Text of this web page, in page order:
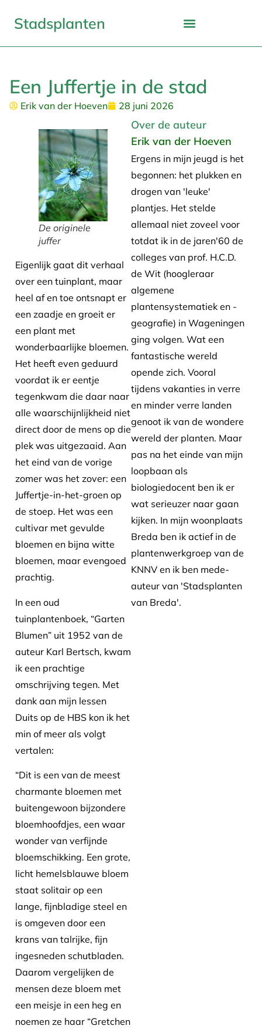
Stadsplanten
Een Juffertje in de stad
Erik van der Hoeven 28 juni 2026
De originele
juffer
Eigenlijk gaat dit verhaal
over een tuinplant, maar
heel af en toe ontsnapt er
een zaadje en groeit er
een plant met
wonderbaarlijke bloemen.
Het heeft even geduurd
voordat ik er eentje
tegenkwam die daar naar
alle waarschijnlijkheid niet
direct door de mens op die
plek was uitgezaaid. Aan
het eind van de vorige
zomer was het zover: een
Juffertje-in-het-groen op
de stoep. Het was een
cultivar met gevulde
bloemen en bijna witte
bloemen, maar evengoed
prachtig.
In een oud
tuinplantenboek, “Garten
Blumen” uit 1952 van de
auteur Karl Bertsch, kwam
ik een prachtige
omschrijving tegen. Met
dank aan mijn lessen
Duits op de HBS kon ik het
min of meer als volgt
vertalen:
“Dit is een van de meest
charmante bloemen met
buitengewoon bijzondere
bloemhoofdjes, een waar
wonder van verfijnde
bloemschikking. Een grote,
licht hemelsblauwe bloem
staat solitair op een
lange, fijnbladige steel en
is omgeven door een
krans van talrijke, fijn
ingesneden schutbladen.
Daarom vergelijken de
mensen deze bloem met
een meisje in een heg en
noemen ze haar “Gretchen
Over de auteur
Erik van der Hoeven
Ergens in mijn jeugd is het
begonnen: het plukken en
drogen van 'leuke'
plantjes. Het stelde
allemaal niet zoveel voor
totdat ik in de jaren'60 de
colleges van prof. H.C.D.
de Wit (hoogleraar
algemene
plantensystematiek en -
geografie) in Wageningen
ging volgen. Wat een
fantastische wereld
opende zich. Vooral
tijdens vakanties in verre
en minder verre landen
genoot ik van de wondere
wereld der planten. Maar
pas na het einde van mijn
loopbaan als
biologiedocent ben ik er
wat serieuzer naar gaan
kijken. In mijn woonplaats
Breda ben ik actief in de
plantenwerkgroep van de
KNNV en ik ben mede-
auteur van 'Stadsplanten
van Breda'.